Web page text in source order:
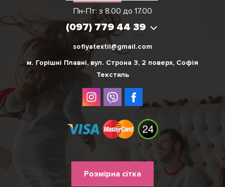
Пн-Пт: з 8.00 до 17.00
(097) 779 44 39
Вікторія
(097) 779 44 39
sofiyatextil@gmail.com
м. Горішні Плавні, вул. Строна 3, 2 поверх, Софія
Текстиль
Розмірна сітка